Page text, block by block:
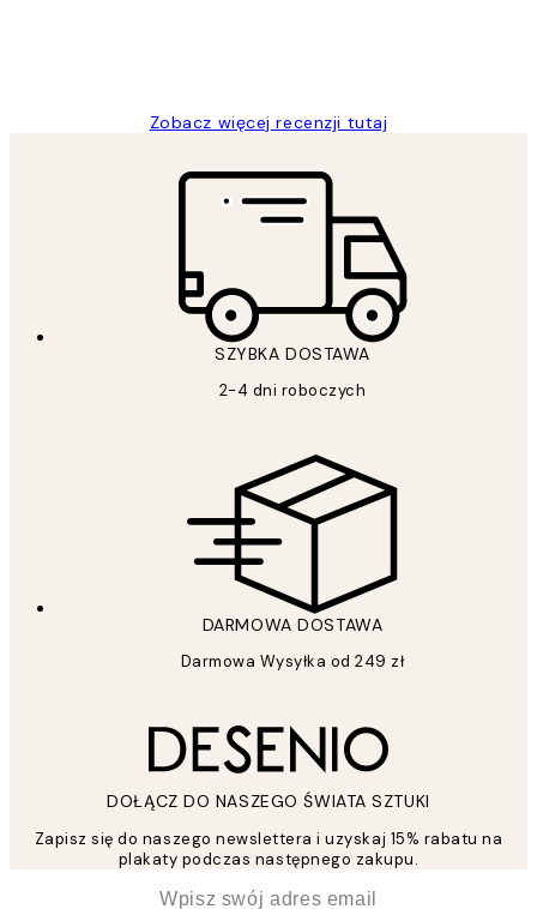
Zobacz więcej recenzji tutaj
SZYBKA DOSTAWA
2-4 dni roboczych
DARMOWA DOSTAWA
Darmowa Wysyłka od 249 zł
DOŁĄCZ DO NASZEGO ŚWIATA SZTUKI
Zapisz się do naszego newslettera i uzyskaj 15% rabatu na
plakaty podczas następnego zakupu.